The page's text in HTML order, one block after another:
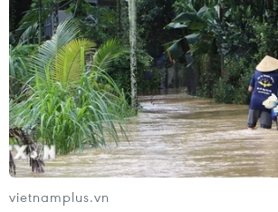
TIN CÙNG CHUYÊN MỤC
vietnamplus.vn